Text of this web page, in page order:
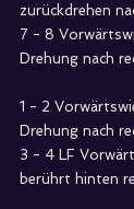
zurückdrehen
7 - 8
Drehung nach
1 - 2
Drehung nach
3 - 4 LF
berührt hinten